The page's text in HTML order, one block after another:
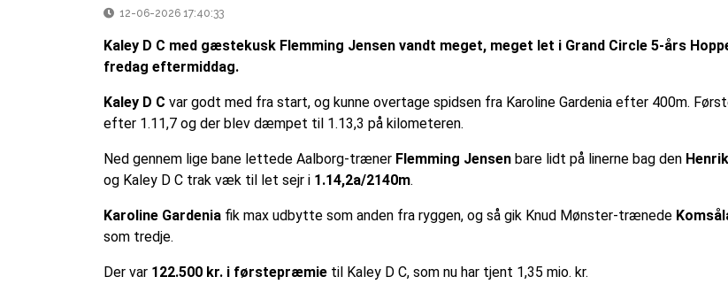
12-06-2026 17:40:33
Kaley D C med gæstekusk Flemming Jensen vandt meget, meget let i Grand Circle 5-års
fredag eftermiddag.
Kaley D C var godt med fra start, og kunne overtage spidsen fra Karoline Gardenia efter 400m.
efter 1.11,7 og der blev dæmpet til 1.13,3 på kilometeren.
Ned gennem lige bane lettede Aalborg-træner Flemming Jensen bare lidt på linerne bag den
og Kaley D C trak væk til let sejr i 1.14,2a/2140m.
Karoline Gardenia fik max udbytte som anden fra ryggen, og så gik Knud Mønster-trænede
som tredje.
Der var 122.500 kr. i førstepræmie til Kaley D C, som nu har tjent 1,35 mio. kr.